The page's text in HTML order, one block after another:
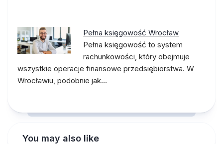
Pełna księgowość Wrocław
Pełna księgowość to system
rachunkowości, który obejmuje
wszystkie operacje finansowe przedsiębiorstwa. W
Wrocławiu, podobnie jak…
You may also like